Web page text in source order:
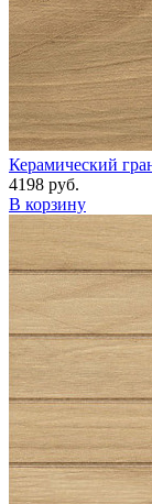
Керамический
4198 руб.
В корзину